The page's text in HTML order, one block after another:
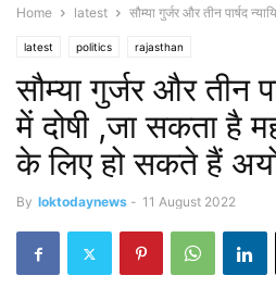
Home latest सौम्या गुर्जर और तीन पार्षद
latest politics rajasthan
सौम्या गुर्जर और तीन
में दोषी ,जा सकता है
के लिए हो सकते हैं
By loktodaynews - 11 August 2022